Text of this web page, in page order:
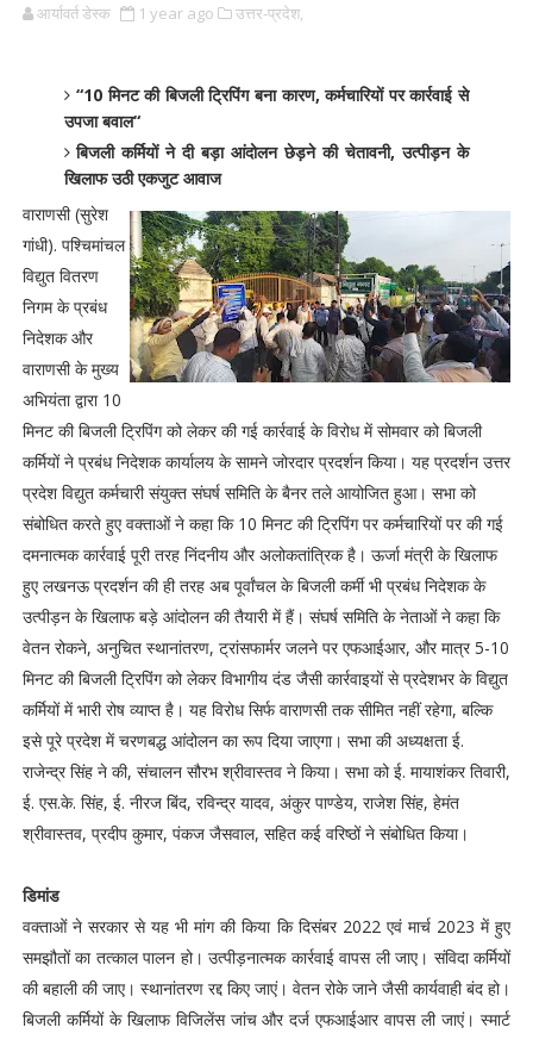
आर्यावर्त डेस्क 1 year ago उत्तर-प्रदेश,
“10 मिनट की बिजली ट्रिपिंग बना कारण, कर्मचारियों पर कार्रवाई से
उपजा बवाल“
बिजली कर्मियों ने दी बड़ा आंदोलन छेड़ने की चेतावनी, उत्पीड़न के
खिलाफ उठी एकजुट आवाज
वाराणसी (सुरेश
गांधी). पश्चिमांचल
विद्युत वितरण
निगम के प्रबंध
निदेशक और
वाराणसी के मुख्य
अभियंता द्वारा 10
मिनट की बिजली ट्रिपिंग को लेकर की गई कार्रवाई के विरोध में सोमवार को बिजली
कर्मियों ने प्रबंध निदेशक कार्यालय के सामने जोरदार प्रदर्शन किया। यह प्रदर्शन उत्तर
प्रदेश विद्युत कर्मचारी संयुक्त संघर्ष समिति के बैनर तले आयोजित हुआ। सभा को
संबोधित करते हुए वक्ताओं ने कहा कि 10 मिनट की ट्रिपिंग पर कर्मचारियों पर की गई
दमनात्मक कार्रवाई पूरी तरह निंदनीय और अलोकतांत्रिक है। ऊर्जा मंत्री के खिलाफ
हुए लखनऊ प्रदर्शन की ही तरह अब पूर्वांचल के बिजली कर्मी भी प्रबंध निदेशक के
उत्पीड़न के खिलाफ बड़े आंदोलन की तैयारी में हैं। संघर्ष समिति के नेताओं ने कहा कि
वेतन रोकने, अनुचित स्थानांतरण, ट्रांसफार्मर जलने पर एफआईआर, और मात्र 5-10
मिनट की बिजली ट्रिपिंग को लेकर विभागीय दंड जैसी कार्रवाइयों से प्रदेशभर के विद्युत
कर्मियों में भारी रोष व्याप्त है। यह विरोध सिर्फ वाराणसी तक सीमित नहीं रहेगा, बल्कि
इसे पूरे प्रदेश में चरणबद्ध आंदोलन का रूप दिया जाएगा। सभा की अध्यक्षता ई.
राजेन्द्र सिंह ने की, संचालन सौरभ श्रीवास्तव ने किया। सभा को ई. मायाशंकर तिवारी,
ई. एस.के. सिंह, ई. नीरज बिंद, रविन्द्र यादव, अंकुर पाण्डेय, राजेश सिंह, हेमंत
श्रीवास्तव, प्रदीप कुमार, पंकज जैसवाल, सहित कई वरिष्ठों ने संबोधित किया।
डिमांड
वक्ताओं ने सरकार से यह भी मांग की किया कि दिसंबर 2022 एवं मार्च 2023 में हुए
समझौतों का तत्काल पालन हो। उत्पीड़नात्मक कार्रवाई वापस ली जाए। संविदा कर्मियों
की बहाली की जाए। स्थानांतरण रद्द किए जाएं। वेतन रोके जाने जैसी कार्यवाही बंद हो।
बिजली कर्मियों के खिलाफ विजिलेंस जांच और दर्ज एफआईआर वापस ली जाएं। स्मार्ट